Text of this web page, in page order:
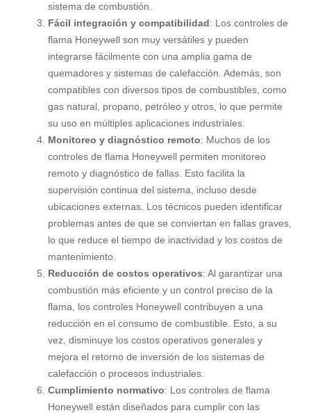
sistema de combustión.
Fácil integración y compatibilidad: Los controles de
flama Honeywell son muy versátiles y pueden
integrarse fácilmente con una amplia gama de
quemadores y sistemas de calefacción. Además, son
compatibles con diversos tipos de combustibles, como
gas natural, propano, petróleo y otros, lo que permite
su uso en múltiples aplicaciones industriales.
Monitoreo y diagnóstico remoto: Muchos de los
controles de flama Honeywell permiten monitoreo
remoto y diagnóstico de fallas. Esto facilita la
supervisión continua del sistema, incluso desde
ubicaciones externas. Los técnicos pueden identificar
problemas antes de que se conviertan en fallas graves,
lo que reduce el tiempo de inactividad y los costos de
mantenimiento.
Reducción de costos operativos: Al garantizar una
combustión más eficiente y un control preciso de la
flama, los controles Honeywell contribuyen a una
reducción en el consumo de combustible. Esto, a su
vez, disminuye los costos operativos generales y
mejora el retorno de inversión de los sistemas de
calefacción o procesos industriales.
Cumplimiento normativo: Los controles de flama
Honeywell están diseñados para cumplir con las